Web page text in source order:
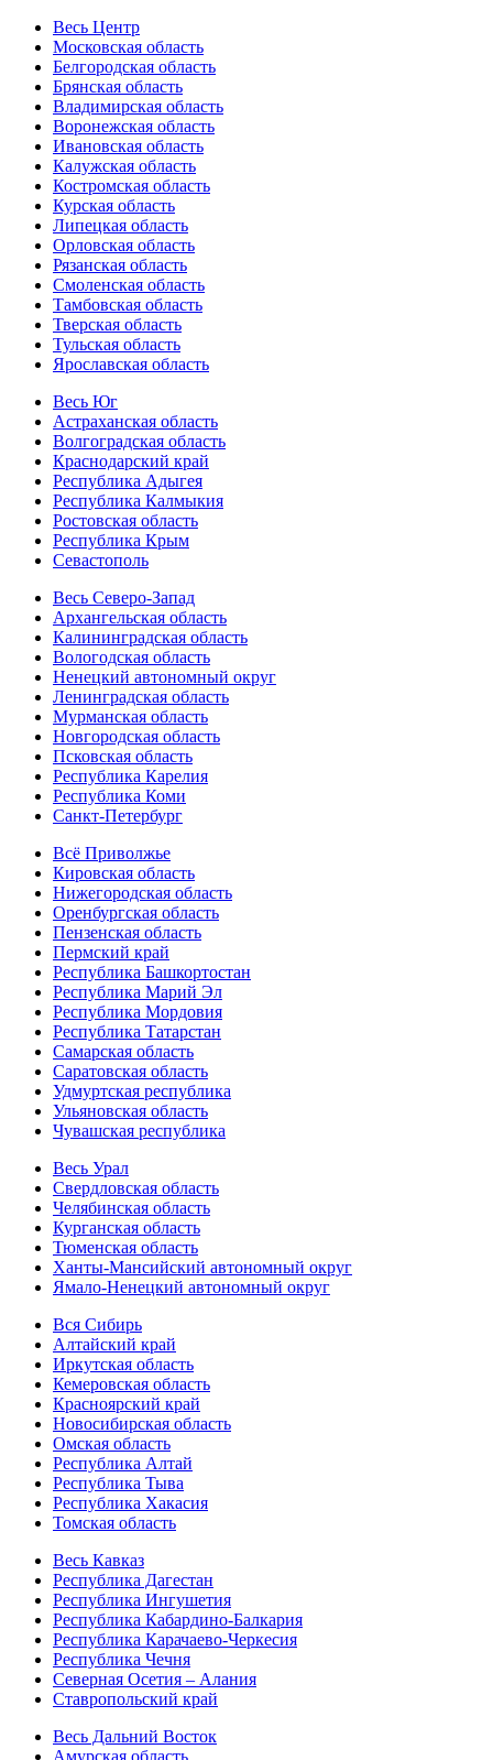
Весь Центр
Московская область
Белгородская область
Брянская область
Владимирская область
Воронежская область
Ивановская область
Калужская область
Костромская область
Курская область
Липецкая область
Орловская область
Рязанская область
Смоленская область
Тамбовская область
Тверская область
Тульская область
Ярославская область
Весь Юг
Астраханская область
Волгоградская область
Краснодарский край
Республика Адыгея
Республика Калмыкия
Ростовская область
Республика Крым
Севастополь
Весь Северо-Запад
Архангельская область
Калининградская область
Вологодская область
Ненецкий автономный округ
Ленинградская область
Мурманская область
Новгородская область
Псковская область
Республика Карелия
Республика Коми
Санкт-Петербург
Всё Приволжье
Кировская область
Нижегородская область
Оренбургская область
Пензенская область
Пермский край
Республика Башкортостан
Республика Марий Эл
Республика Мордовия
Республика Татарстан
Самарская область
Саратовская область
Удмуртская республика
Ульяновская область
Чувашская республика
Весь Урал
Свердловская область
Челябинская область
Курганская область
Тюменская область
Ханты-Мансийский автономный округ
Ямало-Ненецкий автономный округ
Вся Сибирь
Алтайский край
Иркутская область
Кемеровская область
Красноярский край
Новосибирская область
Омская область
Республика Алтай
Республика Тыва
Республика Хакасия
Томская область
Весь Кавказ
Республика Дагестан
Республика Ингушетия
Республика Кабардино-Балкария
Республика Карачаево-Черкесия
Республика Чечня
Северная Осетия – Алания
Ставропольский край
Весь Дальний Восток
Амурская область